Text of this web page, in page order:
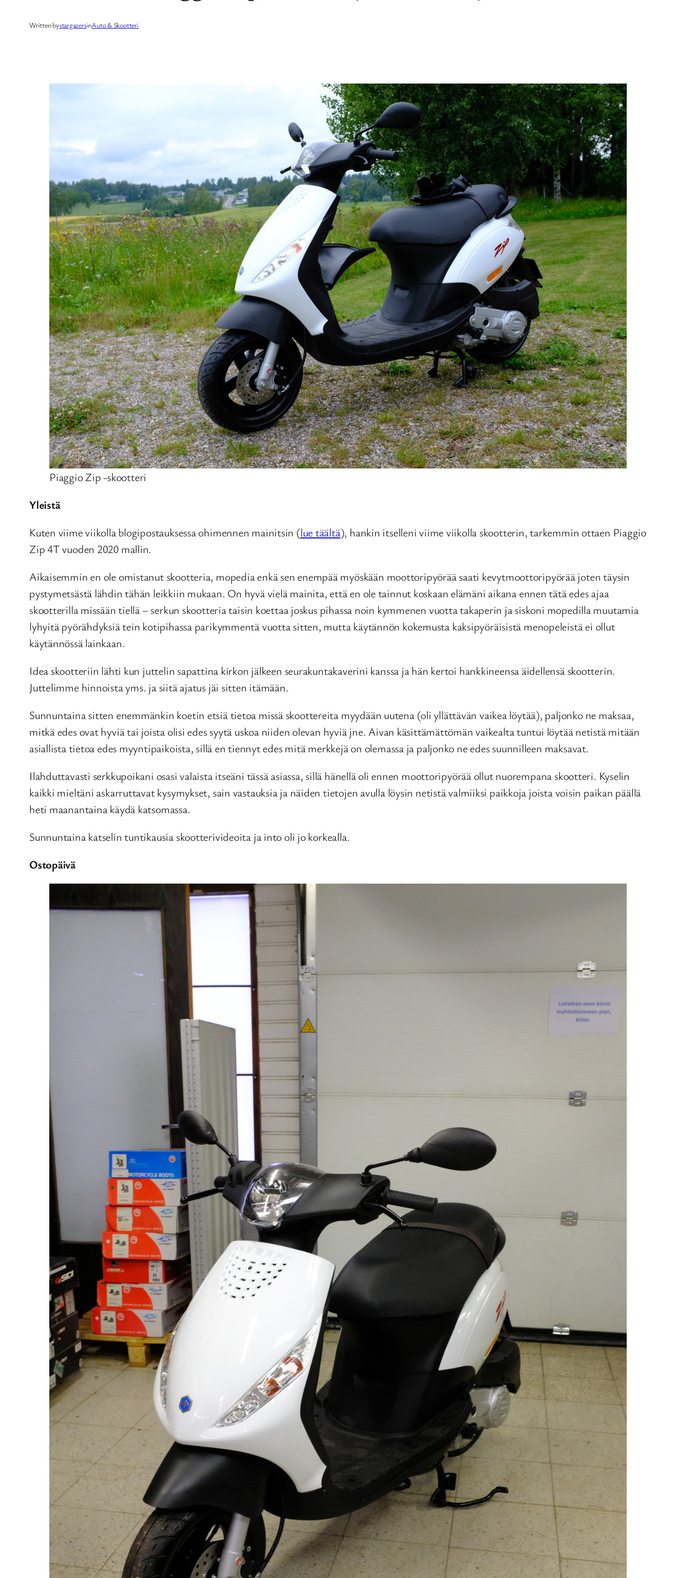
Written bystargazersinAuto & Skootteri
Piaggio Zip -skootteri
Yleistä
Kuten viime viikolla blogipostauksessa ohimennen mainitsin (lue täältä), hankin itselleni viime viikolla skootterin, tarkemmin ottaen Piaggio
Zip 4T vuoden 2020 mallin.
Aikaisemmin en ole omistanut skootteria, mopedia enkä sen enempää myöskään moottoripyörää saati kevytmoottoripyörää joten täysin
pystymetsästä lähdin tähän leikkiin mukaan. On hyvä vielä mainita, että en ole tainnut koskaan elämäni aikana ennen tätä edes ajaa
skootterilla missään tiellä – serkun skootteria taisin koettaa joskus pihassa noin kymmenen vuotta takaperin ja siskoni mopedilla muutamia
lyhyitä pyörähdyksiä tein kotipihassa parikymmentä vuotta sitten, mutta käytännön kokemusta kaksipyöräisistä menopeleistä ei ollut
käytännössä lainkaan.
Idea skootteriin lähti kun juttelin sapattina kirkon jälkeen seurakuntakaverini kanssa ja hän kertoi hankkineensa äidellensä skootterin.
Juttelimme hinnoista yms. ja siitä ajatus jäi sitten itämään.
Sunnuntaina sitten enemmänkin koetin etsiä tietoa missä skoottereita myydään uutena (oli yllättävän vaikea löytää), paljonko ne maksaa,
mitkä edes ovat hyviä tai joista olisi edes syytä uskoa niiden olevan hyviä jne. Aivan käsittämättömän vaikealta tuntui löytää netistä mitään
asiallista tietoa edes myyntipaikoista, sillä en tiennyt edes mitä merkkejä on olemassa ja paljonko ne edes suunnilleen maksavat.
Ilahduttavasti serkkupoikani osasi valaista itseäni tässä asiassa, sillä hänellä oli ennen moottoripyörää ollut nuorempana skootteri. Kyselin
kaikki mieltäni askarruttavat kysymykset, sain vastauksia ja näiden tietojen avulla löysin netistä valmiiksi paikkoja joista voisin paikan päällä
heti maanantaina käydä katsomassa.
Sunnuntaina katselin tuntikausia skootterivideoita ja into oli jo korkealla.
Ostopäivä